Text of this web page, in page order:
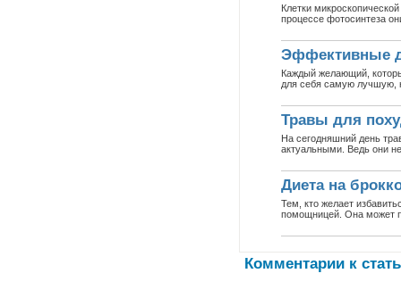
Клетки
процессе фотосинтеза
Эффективные
Каждый желающий,
для себя самую лучшую,
Травы для
На сегодняшний день
актуальными. Ведь они
Диета на
Тем, кто желает
помощницей. Она может
Комментарии к